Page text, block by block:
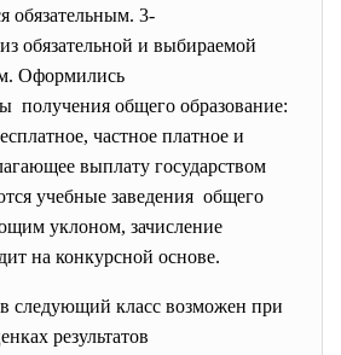
обязательным. 3-
обязательной и выбираемой
Оформились
получения общего образование:
частное платное и
выплату государством
учебные заведения общего
уклоном, зачисление
на конкурсной основе.
следующий класс возможен при
результатов